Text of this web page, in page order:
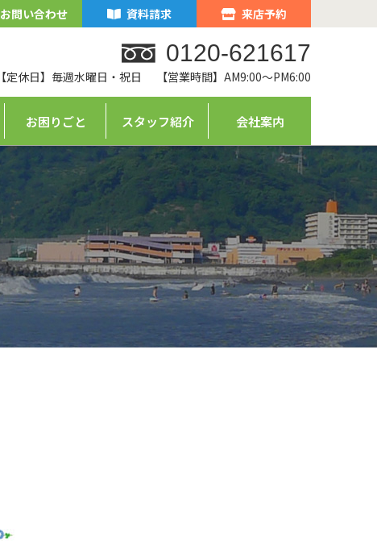
お問い合わせ 資料請求 来店予約
0120-621617
【定休日】毎週水曜日・祝日 【営業時間】AM9:00～PM6:00
お困りごと スタッフ紹介 会社案内